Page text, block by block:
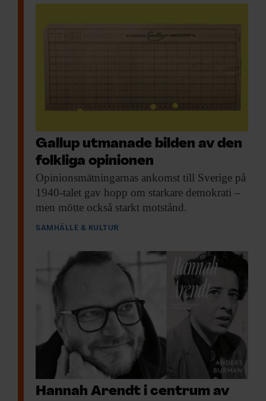
Gallup utmanade bilden av den
folkliga opinionen
Opinionsmätningarnas ankomst till Sverige på
1940-talet gav hopp om starkare demokrati –
men mötte också starkt motstånd.
SAMHÄLLE & KULTUR
Hannah Arendt i centrum av